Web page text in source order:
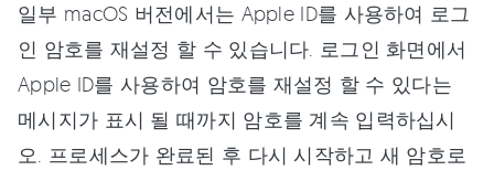
일부 macOS 버전에서는 Apple ID를 사용하여 로그
인 암호를 재설정 할 수 있습니다. 로그인 화면에서
Apple ID를 사용하여 암호를 재설정 할 수 있다는
메시지가 표시 될 때까지 암호를 계속 입력하십시
오. 프로세스가 완료된 후 다시 시작하고 새 암호로